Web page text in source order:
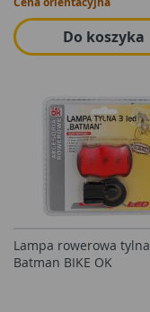
Do koszyka
Lampa rowerowa tylna
Batman BIKE OK